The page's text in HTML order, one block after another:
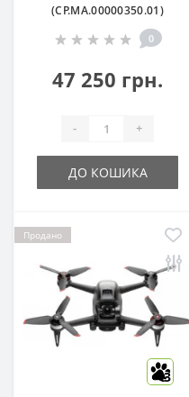
(CP.MA.00000350.01)
0
47 250 грн.
- +
ДО КОШИКА
Продано
3